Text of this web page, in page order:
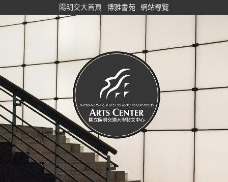
content
陽明交大首頁 博雅書苑 網站導覽